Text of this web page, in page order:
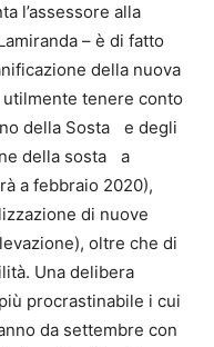
l’assessore alla
– è di fatto
della nuova
tenere conto
della Sosta e degli
della sosta a
a febbraio 2020),
di nuove
oltre che di
Una delibera
procrastinabile i cui
da settembre con